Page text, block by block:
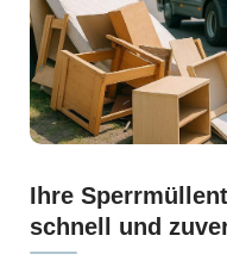
Ihre
schnell und